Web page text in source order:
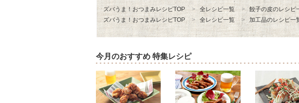
ズバうま！おつまみレシピTOP 全レシピ一覧
餃子の皮のレシピ
ズバうま！おつまみレシピTOP
全レシピ一覧 加工品のレシピ一
今月のおすすめ 特集レシピ